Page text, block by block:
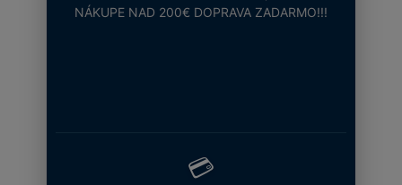
NÁKUPE NAD 200€ DOPRAVA ZADARMO!!!
💳